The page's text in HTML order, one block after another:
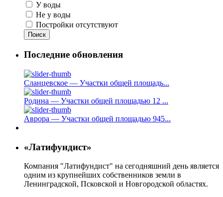
У воды
Не у воды
Постройки отсутствуют
Поиск
Последние обновления
Сланцевское — Участки общей площадь...
Родина — Участки общей площадью 12 ...
Аврора — Участки общей площадью 945...
«Латифундист»
Компания "Латифундист" на сегодняшний день является
одним из крупнейших собственников земли в
Ленинградской, Псковской и Новгородской областях.